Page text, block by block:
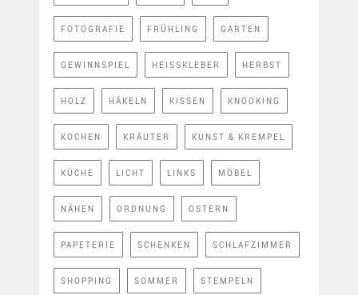
FOTOGRAFIE FRÜHLING GARTEN
GEWINNSPIEL HEISSKLEBER HERBST
HOLZ HÄKELN KISSEN KNOOKING
KOCHEN KRÄUTER KUNST & KREMPEL
KÜCHE LICHT LINKS MÖBEL
NÄHEN ORDNUNG OSTERN
PAPETERIE SCHENKEN SCHLAFZIMMER
SHOPPING SOMMER STEMPELN